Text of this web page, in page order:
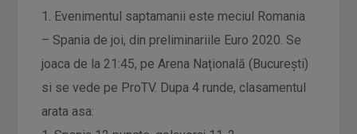
1. Evenimentul saptamanii este meciul Romania
– Spania de joi, din preliminariile Euro 2020. Se
joaca de la 21:45, pe Arena Națională (București)
si se vede pe ProTV. Dupa 4 runde, clasamentul
arata asa: